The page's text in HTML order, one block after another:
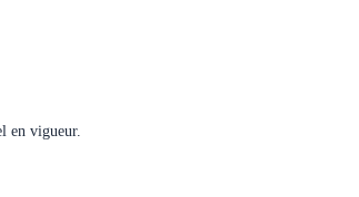
en vigueur.